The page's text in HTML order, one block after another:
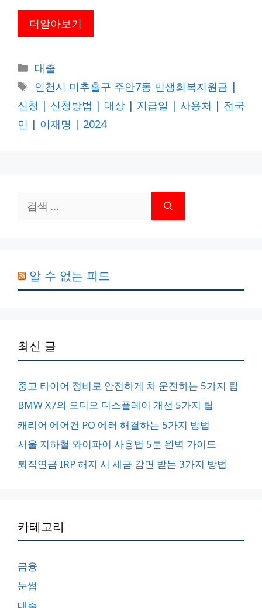
더알아보기
카
테
고
리
대출
태
그
인천시 미추홀구 주안7동 민생회복지원금 |
신청 | 신청방법 | 대상 | 지급일 | 사용처 | 전국
민 | 이재명 | 2024
색:
알 수 없는 피드
최신 글
중고 타이어 정비로 안전하게 차 운전하는 5가지 팁
BMW X7의 오디오 디스플레이 개선 5가지 팁
캐리어 에어컨 PO 에러 해결하는 5가지 방법
서울 지하철 와이파이 사용법 5분 완벽 가이드
퇴직연금 IRP 해지 시 세금 감면 받는 3가지 방법
카테고리
금융
눈썹
대출